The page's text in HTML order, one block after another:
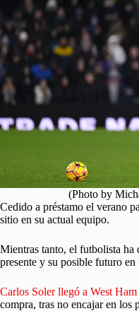
(Photo by
Cedido a préstamo el verano
sitio en su actual equipo.
Mientras tanto, el futbolista ha
presente y su posible futuro en
Carlos Soler llegó a West
compra, tras no encajar en los